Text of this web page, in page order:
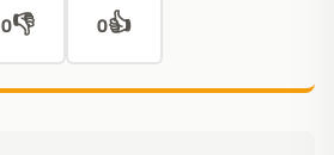
👍
0
👎
0